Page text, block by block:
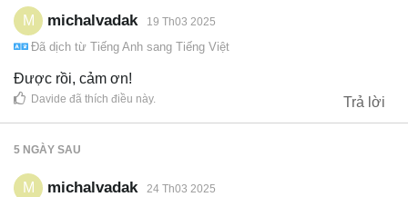
M michalvadak 19 Th03 2025
Đã dịch từ Tiếng Anh sang Tiếng Việt
Được rồi, cảm ơn!
Trả lời
Davide đã thích điều này.
5 NGÀY SAU
M michalvadak 24 Th03 2025